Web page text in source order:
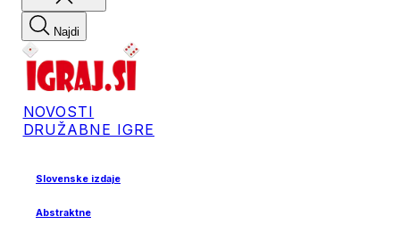
Najdi
NOVOSTI
DRUŽABNE IGRE
Slovenske izdaje
Abstraktne